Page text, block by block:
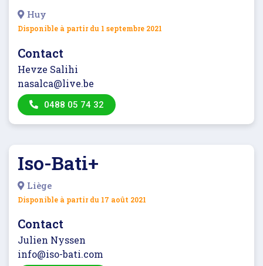
Huy
Disponible à partir du 1 septembre 2021
Contact
Hevze Salihi
nasalca@live.be
0488 05 74 32
Iso-Bati+
Liège
Disponible à partir du 17 août 2021
Contact
Julien Nyssen
info@iso-bati.com